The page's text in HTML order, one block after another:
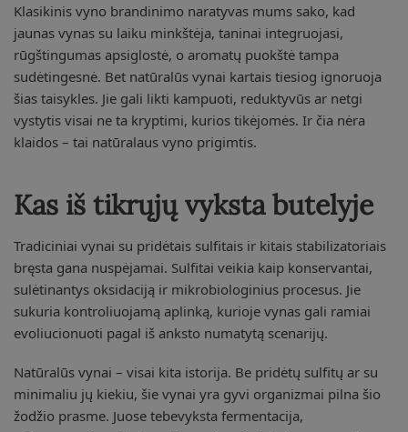
Klasikinis vyno brandinimo naratyvas mums sako, kad
jaunas vynas su laiku minkštėja, taninai integruojasi,
rūgštingumas apsiglostė, o aromatų puokštė tampa
sudėtingesnė. Bet natūralūs vynai kartais tiesiog ignoruoja
šias taisykles. Jie gali likti kampuoti, reduktyvūs ar netgi
vystytis visai ne ta kryptimi, kurios tikėjomės. Ir čia nėra
klaidos – tai natūralaus vyno prigimtis.
Kas iš tikrųjų vyksta butelyje
Tradiciniai vynai su pridėtais sulfitais ir kitais stabilizatoriais
bręsta gana nuspėjamai. Sulfitai veikia kaip konservantai,
sulėtinantys oksidaciją ir mikrobiologinius procesus. Jie
sukuria kontroliuojamą aplinką, kurioje vynas gali ramiai
evoliucionuoti pagal iš anksto numatytą scenarijų.
Natūralūs vynai – visai kita istorija. Be pridėtų sulfitų ar su
minimaliu jų kiekiu, šie vynai yra gyvi organizmai pilna šio
žodžio prasme. Juose tebevyksta fermentacija,